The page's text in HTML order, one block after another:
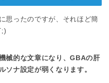
思ったのですが、それほど簡
;)
械的な文章になり、GBAの肝
ソナ設定が弱くなります。